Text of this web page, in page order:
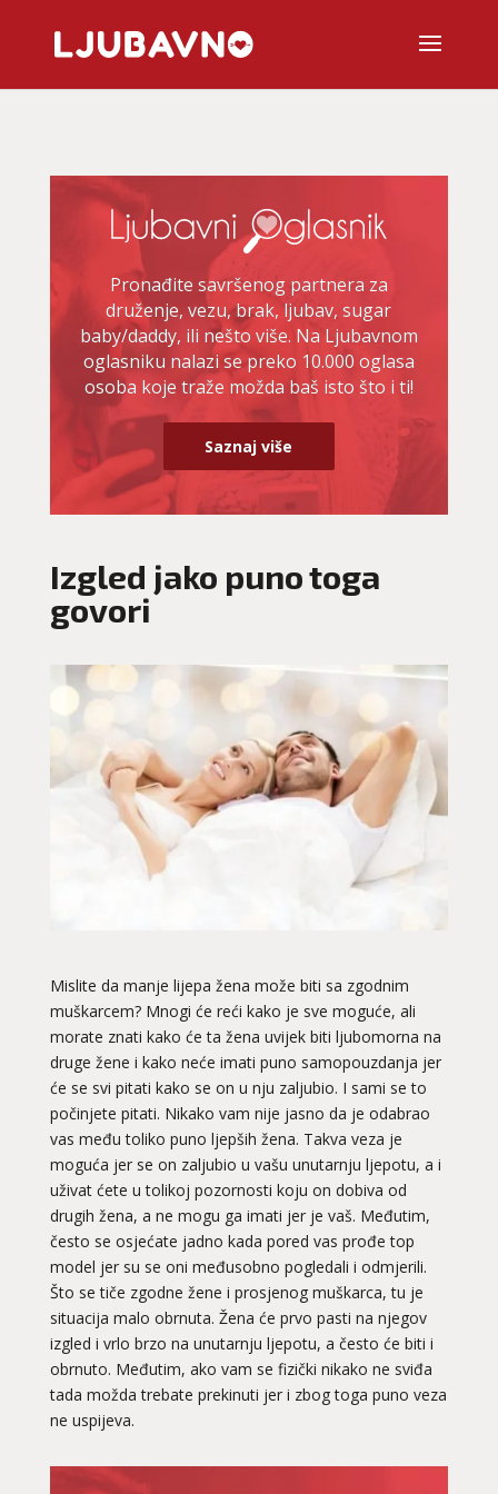
Pronađite savršenog partnera za
druženje, vezu, brak, ljubav, sugar
baby/daddy, ili nešto više. Na Ljubavnom
oglasniku nalazi se preko 10.000 oglasa
osoba koje traže možda baš isto što i ti!
Saznaj više
Izgled jako puno toga
govori
Mislite da manje lijepa žena može biti sa zgodnim
muškarcem? Mnogi će reći kako je sve moguće, ali
morate znati kako će ta žena uvijek biti ljubomorna na
druge žene i kako neće imati puno samopouzdanja jer
će se svi pitati kako se on u nju zaljubio. I sami se to
počinjete pitati. Nikako vam nije jasno da je odabrao
vas među toliko puno ljepših žena. Takva veza je
moguća jer se on zaljubio u vašu unutarnju ljepotu, a i
uživat ćete u tolikoj pozornosti koju on dobiva od
drugih žena, a ne mogu ga imati jer je vaš. Međutim,
često se osjećate jadno kada pored vas prođe top
model jer su se oni međusobno pogledali i odmjerili.
Što se tiče zgodne žene i prosjenog muškarca, tu je
situacija malo obrnuta. Žena će prvo pasti na njegov
izgled i vrlo brzo na unutarnju ljepotu, a često će biti i
obrnuto. Međutim, ako vam se fizički nikako ne sviđa
tada možda trebate prekinuti jer i zbog toga puno veza
ne uspijeva.